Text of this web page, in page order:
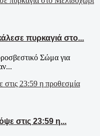
πυρκαγιά στο...
Σώμα για
στις 23:59 η...